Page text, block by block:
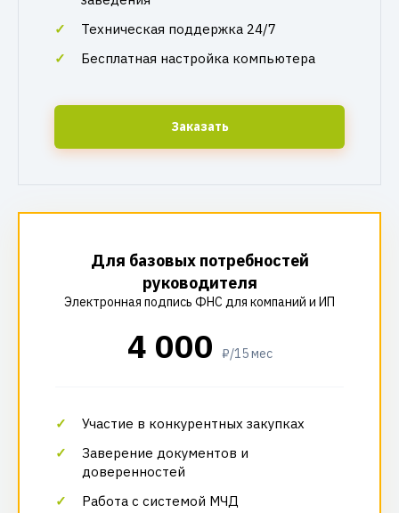
Техническая поддержка 24/7
Бесплатная настройка компьютера
Заказать
Для базовых потребностей
руководителя
Электронная подпись ФНС для компаний и ИП
4 000 ₽/15 мес
Участие в конкурентных закупках
Заверение документов и
доверенностей
Работа с системой МЧД